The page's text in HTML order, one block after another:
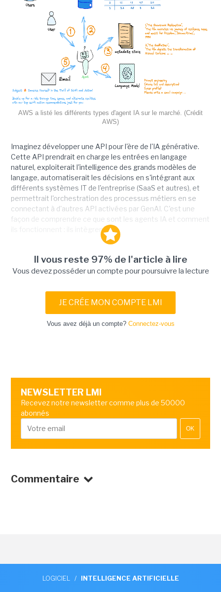
AWS a listé les différents types d'agent IA sur le marché. (Crédit
AWS)
Imaginez développer une API pour l'ère de l'IA générative.
Cette API prendrait en charge les entrées en langage
naturel, exploiterait l'intelligence des grands modèles de
langage, automatiserait les décisions en s'intégrant aux
différents systèmes IT de l'entreprise (SaaS et autres), et
permettrait l'orchestration des processus métiers en se
connectant à d'autres API activées par GenAI. C'est une
façon de comprendre ce que sont les agents IA et comment
ils fonctionnent : ils intègrent...
Il vous reste 97% de l'article à lire
Vous devez posséder un compte pour poursuivre la lecture
JE CRÉE MON COMPTE LMI
Vous avez déjà un compte? Connectez-vous
NEWSLETTER LMI
Recevez notre newsletter comme plus de 50000
abonnés
OK
Commentaire
LOGICIEL / INTELLIGENCE ARTIFICIELLE